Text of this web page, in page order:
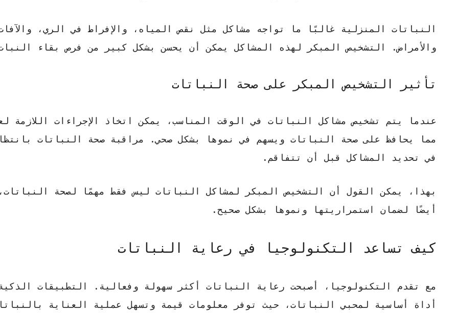
النباتات المنزلية غالبًا ما تواجه مشاكل مثل نقص المياه، والإفراط في الري،
والأمراض.
التشخيص المبكر لهذه المشاكل يمكن أن يحسن بشكل كبير من فرص بقاء
تأثير التشخيص المبكر على صحة النباتات
عندما يتم تشخيص مشاكل النباتات في الوقت المناسب، يمكن اتخاذ الإجراءات اللازمة
مما يحافظ على صحة النباتات ويسهم في نموها بشكل صحي. مراقبة صحة النباتات
في تحديد المشاكل قبل أن تتفاقم.
بهذا، يمكن القول أن التشخيص المبكر لمشاكل النباتات ليس فقط مهمًا لصحة
أيضًا لضمان استمراريتها ونموها بشكل صحيح.
كيف تساعد التكنولوجيا في رعاية النباتات
مع تقدم التكنولوجيا، أصبحت رعاية النباتات أكثر سهولة وفعالية. التطبيقات
أداة أساسية لمحبي النباتات، حيث توفر معلومات قيمة وتسهل عملية العناية